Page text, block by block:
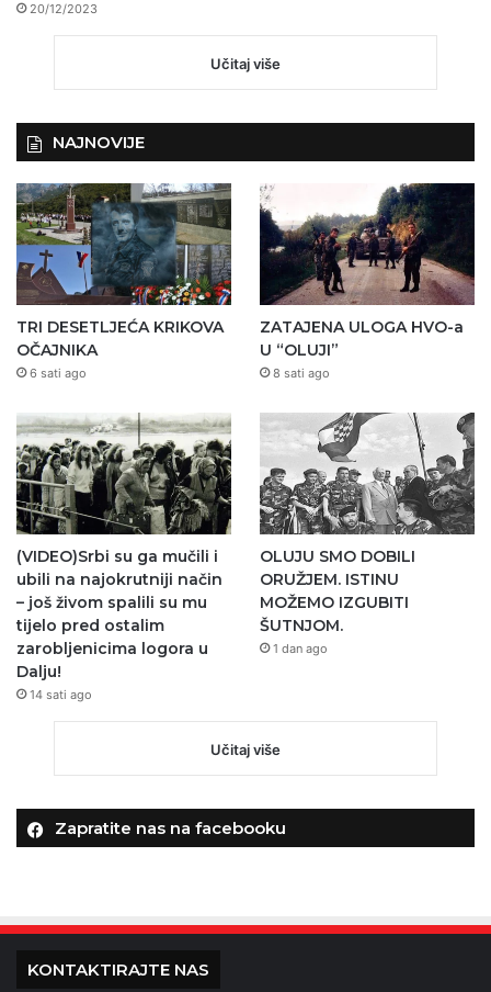
20/12/2023
Učitaj više
NAJNOVIJE
TRI DESETLJEĆA KRIKOVA
OČAJNIKA
6 sati ago
ZATAJENA ULOGA HVO-a
U “OLUJI”
8 sati ago
(VIDEO)Srbi su ga mučili i
ubili na najokrutniji način
– još živom spalili su mu
tijelo pred ostalim
zarobljenicima logora u
Dalju!
14 sati ago
OLUJU SMO DOBILI
ORUŽJEM. ISTINU
MOŽEMO IZGUBITI
ŠUTNJOM.
1 dan ago
Učitaj više
Zapratite nas na facebooku
KONTAKTIRAJTE NAS